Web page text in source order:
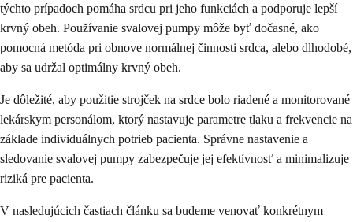
týchto prípadoch pomáha srdcu pri jeho funkciách a podporuje lepší
krvný obeh. Používanie svalovej pumpy môže byť dočasné, ako
pomocná metóda pri obnove normálnej činnosti srdca, alebo dlhodobé,
aby sa udržal optimálny krvný obeh.
Je dôležité, aby použitie strojček na srdce bolo riadené a monitorované
lekárskym personálom, ktorý nastavuje parametre tlaku a frekvencie na
základe individuálnych potrieb pacienta. Správne nastavenie a
sledovanie svalovej pumpy zabezpečuje jej efektívnosť a minimalizuje
riziká pre pacienta.
V nasledujúcich častiach článku sa budeme venovať konkrétnym